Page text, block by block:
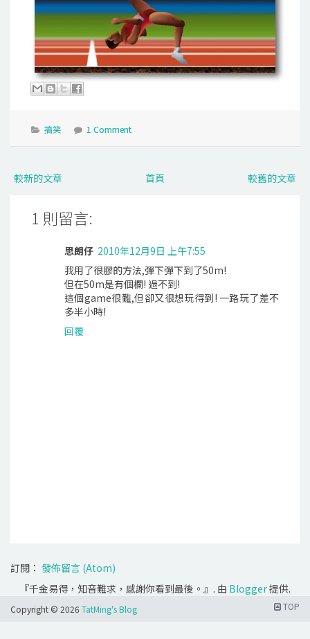
搞笑 1 Comment
較新的文章 較舊的文章
首頁
1 則留言:
思朗仔 2010年12月9日 上午7:55
我用了很膠的方法,彈下彈下到了50m!
但在50m是有個欄! 過不到!
這個game很難,但卻又很想玩得到! 一路玩了差不
多半小時!
回覆
訂閱： 發佈留言 (Atom)
『千金易得，知音難求，感謝你看到最後。』. 由 Blogger提供.
Copyright © 2026 TatMing's Blog TOP